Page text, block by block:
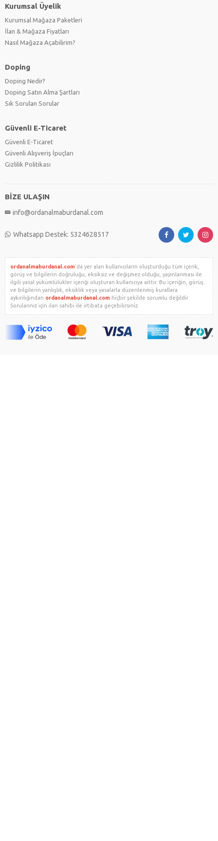
Kurumsal Üyelik
Kurumsal Mağaza Paketleri
İlan & Mağaza Fiyatları
Nasıl Mağaza Açabilirim?
Doping
Doping Nedir?
Doping Satın Alma Şartları
Sık Sorulan Sorular
Güvenli E-Ticaret
Güvenli E-Ticaret
Güvenli Alışveriş İpuçları
Gizlilik Politikası
BİZE ULAŞIN
info@ordanalmaburdanal.com
Whatsapp Destek: 5324628517
ordanalmaburdanal.com'da yer alan kullanıcıların oluşturduğu tüm içerik,
görüş ve bilgilerin doğruluğu, eksiksiz ve değişmez olduğu, yayınlanması ile
ilgili yasal yükümlülükler içeriği oluşturan kullanıcıya aittir. Bu içeriğin, görüş
ve bilgilerin yanlışlık, eksiklik veya yasalarla düzenlenmiş kurallara
aykırılığından ordanalmaburdanal.com hiçbir şekilde sorumlu değildir.
Sorularınız için ilan sahibi ile irtibata geçebilirsiniz.